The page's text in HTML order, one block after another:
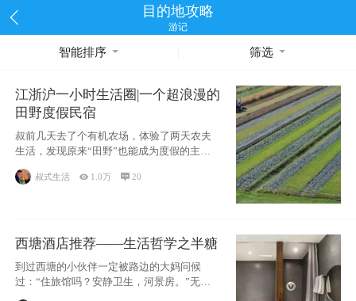
目的地攻略
游记
智能排序 筛选
江浙沪一小时生活圈|一个超浪漫的
田野度假民宿
叔前几天去了个有机农场，体验了两天农夫
生活，发现原来“田野”也能成为度假的主旋
律。江
叔式生活  1.0万 20
西塘酒店推荐——生活哲学之半糖
到过西塘的小伙伴一定被路边的大妈问候
过：“住旅馆吗？安静卫生，河景房。”无意